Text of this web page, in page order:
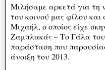
Μιλήσαμε αρκετά για τη
του κοινού μας φίλου
Μιχαήλ, ο οποίος είχε
Ζαμπλακάς – Το Γάλα
παράσταση που
άνοιξη του 2013.